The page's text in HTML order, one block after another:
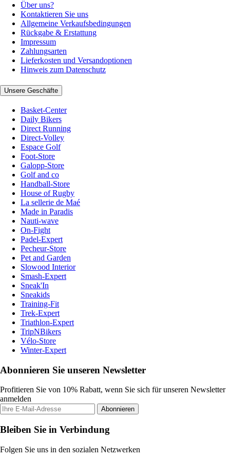
Über uns?
Kontaktieren Sie uns
Allgemeine Verkaufsbedingungen
Rückgabe & Erstattung
Impressum
Zahlungsarten
Lieferkosten und Versandoptionen
Hinweis zum Datenschutz
Unsere Geschäfte
Basket-Center
Daily Bikers
Direct Running
Direct-Volley
Espace Golf
Foot-Store
Galopp-Store
Golf and co
Handball-Store
House of Rugby
La sellerie de Maé
Made in Paradis
Nauti-wave
On-Fight
Padel-Expert
Pecheur-Store
Pet and Garden
Slowood Interior
Smash-Expert
Sneak'In
Sneakids
Training-Fit
Trek-Expert
Triathlon-Expert
TripNBikers
Vélo-Store
Winter-Expert
Abonnieren Sie unseren Newsletter
Profitieren Sie von 10% Rabatt, wenn Sie sich für unseren Newsletter
anmelden
Abonnieren
Bleiben Sie in Verbindung
Folgen Sie uns in den sozialen Netzwerken